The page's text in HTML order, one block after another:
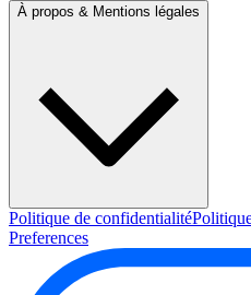
À propos & Mentions légales
Politique de confidentialité
Preferences